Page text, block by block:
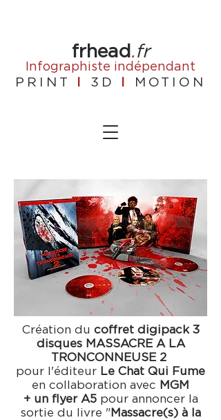
frhead .fr
Infographiste indépendant
PRINT 3D MOTION
Création du coffret digipack 3
disques MASSACRE A LA
TRONCONNEUSE 2
pour l'éditeur Le Chat Qui Fume
en collaboration avec MGM
+ un flyer A5 pour annoncer la
sortie du livre "Massacre(s) à la